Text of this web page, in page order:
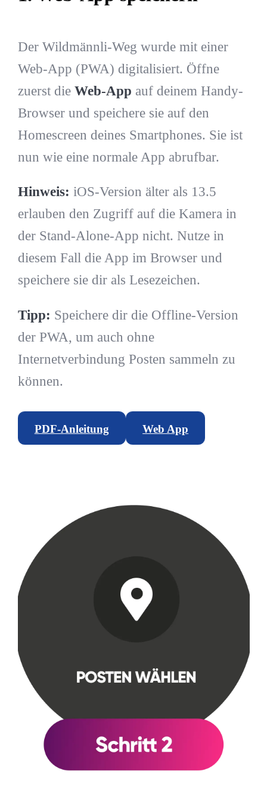
Der Wildmännli-Weg wurde mit einer
Web-App (PWA) digitalisiert. Öffne
zuerst die Web-App auf deinem Handy-
Browser und speichere sie auf den
Homescreen deines Smartphones. Sie ist
nun wie eine normale App abrufbar.
Hinweis: iOS-Version älter als 13.5
erlauben den Zugriff auf die Kamera in
der Stand-Alone-App nicht. Nutze in
diesem Fall die App im Browser und
speichere sie dir als Lesezeichen.
Tipp: Speichere dir die Offline-Version
der PWA, um auch ohne
Internetverbindung Posten sammeln zu
können.
PDF-Anleitung Web App